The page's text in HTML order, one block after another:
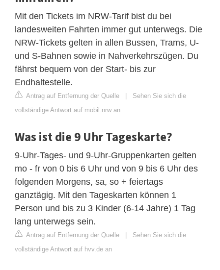
Mit den Tickets im NRW-​​Tarif bist du bei
landesweiten Fahrten immer gut unterwegs. Die
NRW-​​Tickets gelten in allen Bussen, Trams, U-
und S-​​Bahnen sowie in Nahverkehrszügen. Du
fährst bequem von der Start-​​ bis zur
Endhaltestelle.
Antrag auf Entfernung der Quelle | Sehen Sie sich die
vollständige Antwort auf mobil.nrw an
Was ist die 9 Uhr Tageskarte?
9-Uhr-Tages- und 9-Uhr-Gruppenkarten gelten
mo - fr von 0 bis 6 Uhr und von 9 bis 6 Uhr des
folgenden Morgens, sa, so + feiertags
ganztägig. Mit den Tageskarten können 1
Person und bis zu 3 Kinder (6-14 Jahre) 1 Tag
lang unterwegs sein.
Antrag auf Entfernung der Quelle | Sehen Sie sich die
vollständige Antwort auf hvv.de an